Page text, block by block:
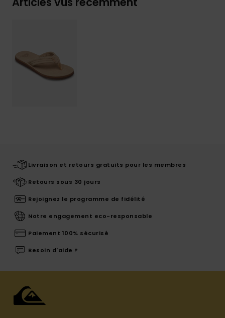
Livraison et retours gratuits pour les membres
Retours sous 30 jours
Rejoignez le programme de fidélité
Notre engagement eco-responsable
Paiement 100% sécurisé
Besoin d'aide ?